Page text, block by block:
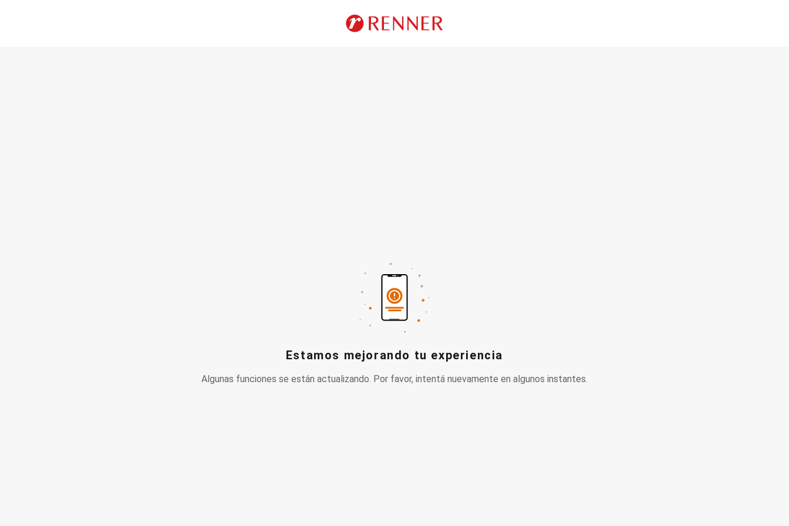
Estamos mejorando tu experiencia
Algunas funciones se están actualizando. Por favor, intentá nuevamente en algunos instantes.